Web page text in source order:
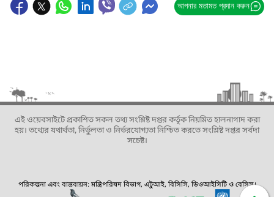
আপনার মতামত প্রদান করুন
এই ওয়েবসাইটে প্রকাশিত সকল তথ্য সংশ্লিষ্ট দপ্তর কর্তৃক নিয়মিত হালনাগাদ করা
হয়। তথ্যের যথার্থতা, নির্ভুলতা ও নির্ভরযোগ্যতা নিশ্চিত করতে সংশ্লিষ্ট দপ্তর সর্বদা
সচেষ্ট।
পরিকল্পনা এবং বাস্তবায়ন: মন্ত্রিপরিষদ বিভাগ, এটুআই, বিসিসি, ডিওআইসিটি ও বেসিস।